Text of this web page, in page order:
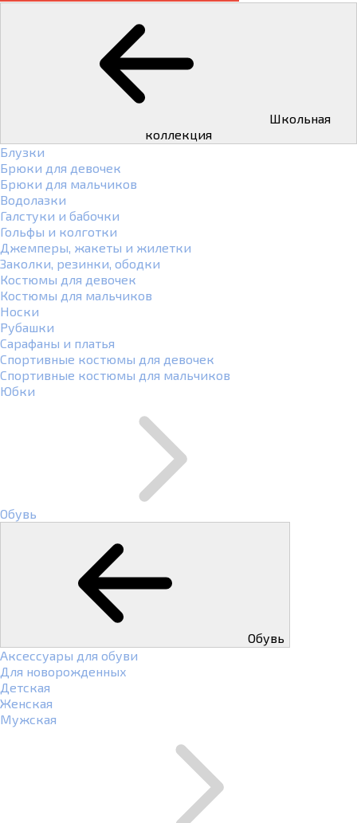
коллекция
Блузки
Брюки для девочек
Брюки для мальчиков
Водолазки
Галстуки и бабочки
Гольфы и колготки
Джемперы, жакеты и жилетки
Заколки, резинки, ободки
Костюмы для девочек
Костюмы для мальчиков
Носки
Рубашки
Сарафаны и платья
Спортивные костюмы для девочек
Спортивные костюмы для мальчиков
Юбки
Обувь
Обувь
Аксессуары для обуви
Для новорожденных
Детская
Женская
Мужская